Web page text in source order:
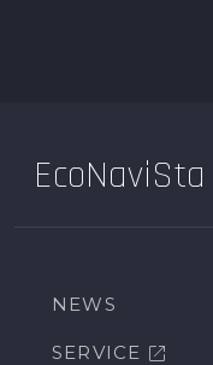
EcoNaviSta
NEWS
SERVICE